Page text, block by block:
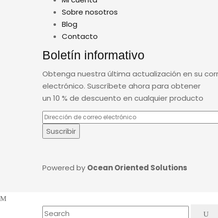
Sobre nosotros
Blog
Contacto
Boletín informativo
Obtenga nuestra última actualización en su
electrónico. Suscríbete ahora para obtener
un 10 % de descuento en cualquier producto
Powered by Ocean Oriented Solutions